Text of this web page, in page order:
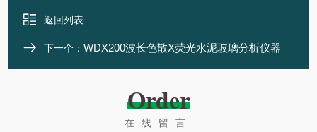
返回列表
下一个： WDX200波长色散X荧光水泥玻璃分析仪器
Order
在线留言